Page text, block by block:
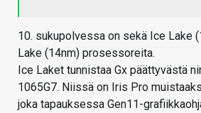
10. sukupolvessa on sekä Ice Lake
Lake (14nm) prosessoreita.
Ice Laket tunnistaa Gx päättyvästä
1065G7. Niissä on Iris Pro
joka tapauksessa Gen11-